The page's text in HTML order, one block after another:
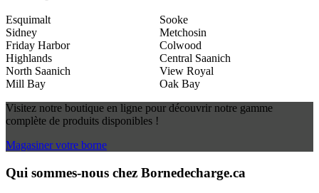
Esquimalt
Sooke
Sidney
Metchosin
Friday Harbor
Colwood
Highlands
Central Saanich
North Saanich
View Royal
Mill Bay
Oak Bay
Visitez notre boutique en ligne pour découvrir notre gamme
complète de produits disponibles !
Magasiner votre borne
Qui sommes-nous chez Bornedecharge.ca